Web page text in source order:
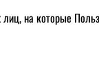
на которые